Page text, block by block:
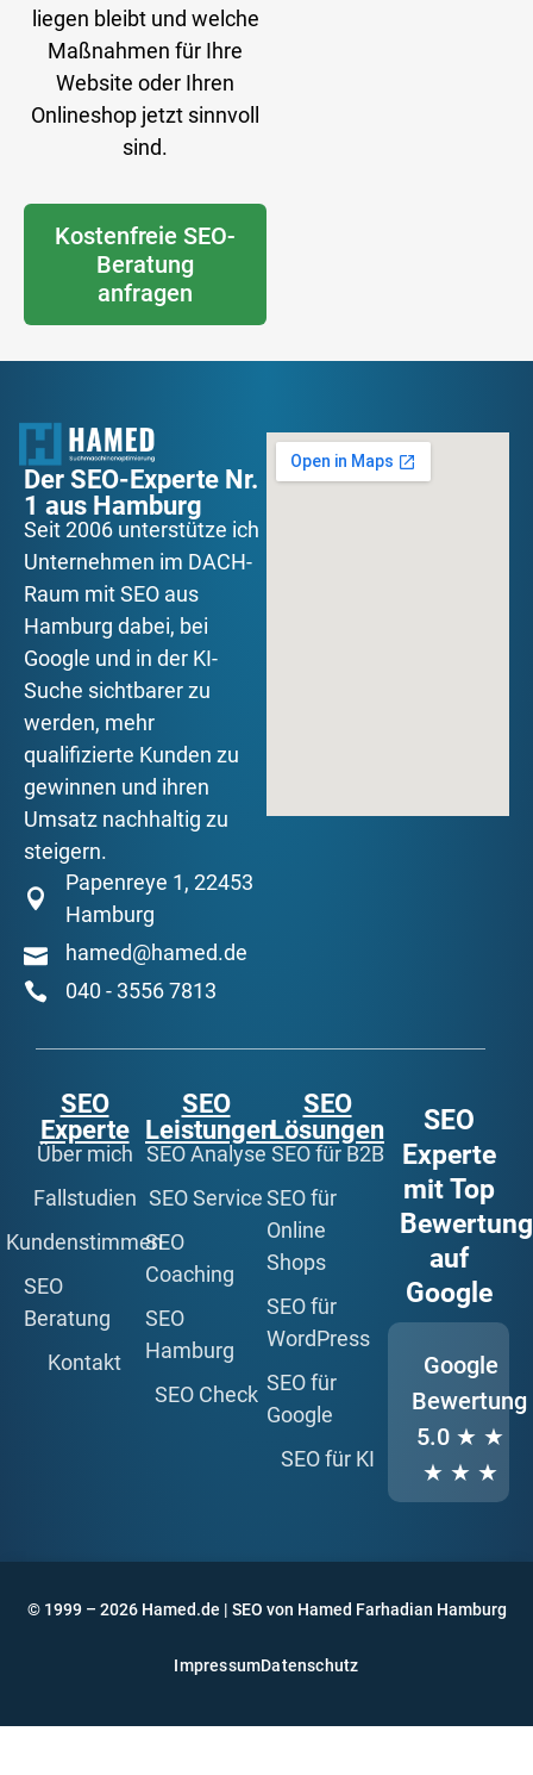
liegen bleibt und welche
Maßnahmen für Ihre
Website oder Ihren
Onlineshop jetzt sinnvoll
sind.
Kostenfreie SEO-
Beratung
anfragen
Der SEO-Experte Nr.
1 aus Hamburg
Seit 2006 unterstütze ich
Unternehmen im DACH-
Raum mit SEO aus
Hamburg dabei, bei
Google und in der KI-
Suche sichtbarer zu
werden, mehr
qualifizierte Kunden zu
gewinnen und ihren
Umsatz nachhaltig zu
steigern.
Papenreye 1, 22453
Hamburg
hamed@hamed.de
040 - 3556 7813
SEO
Experte
Über mich
Fallstudien
Kundenstimmen
SEO
Beratung
Kontakt
SEO
Leistungen
SEO Analyse
SEO Service
SEO
Coaching
SEO
Hamburg
SEO Check
SEO
Lösungen
SEO für B2B
SEO für
Online
Shops
SEO für
WordPress
SEO für
Google
SEO für KI
SEO
Experte
mit Top
auf
Google
Google
Bewertung
5.0 ★ ★
★ ★ ★
© 1999 – 2026 Hamed.de | SEO von Hamed Farhadian Hamburg
ImpressumDatenschutz